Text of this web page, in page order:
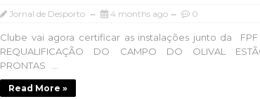
Jornal de Desporto 4 months ago 0
Clube vai agora certificar as instalações junto da
REQUALIFICAÇÃO DO CAMPO DO OLIVAL
PRONTAS ...
Read More »